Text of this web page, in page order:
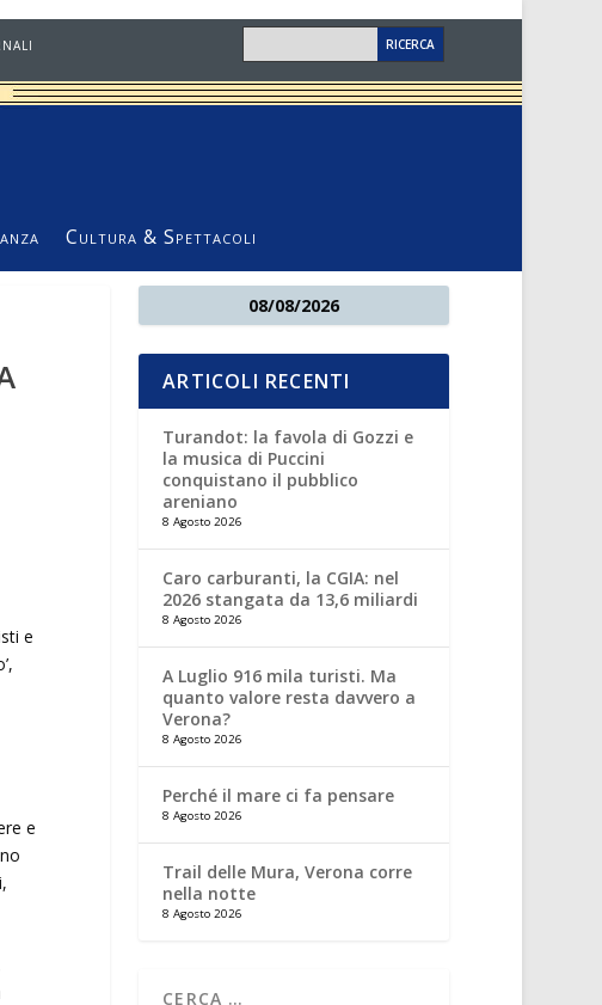
Cultura & Spettacoli
e
e
08/08/2026
ARTICOLI RECENTI
Turandot: la favola di Gozzi e
la musica di Puccini
conquistano il pubblico
areniano
8 Agosto 2026
Caro carburanti, la CGIA: nel
2026 stangata da 13,6 miliardi
8 Agosto 2026
A Luglio 916 mila turisti. Ma
quanto valore resta davvero a
Verona?
8 Agosto 2026
Perché il mare ci fa pensare
8 Agosto 2026
Trail delle Mura, Verona corre
nella notte
8 Agosto 2026